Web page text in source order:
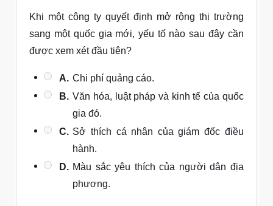
Khi một công ty quyết định mở rộng thị trường
sang một quốc gia mới, yếu tố nào sau đây cần
được xem xét đầu tiên?
A. Chi phí quảng cáo.
B. Văn hóa, luật pháp và kinh tế của quốc
gia đó.
C. Sở thích cá nhân của giám đốc điều
hành.
D. Màu sắc yêu thích của người dân địa
phương.